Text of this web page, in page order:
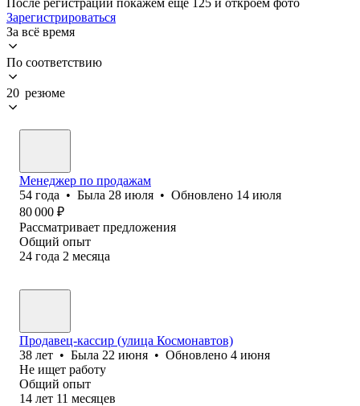
Зарегистрироваться
За всё время
По соответствию
20 резюме
Менеджер по продажам
54 года • Была 28 июля • Обновлено 14 июля
80 000 ₽
Рассматривает предложения
Общий опыт
24 года 2 месяца
Продавец-кассир (улица Космонавтов)
38 лет • Была 22 июня • Обновлено 4 июня
Не ищет работу
Общий опыт
14 лет 11 месяцев